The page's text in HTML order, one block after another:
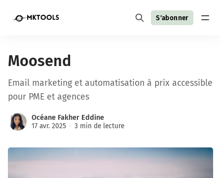
S'abonner
Moosend
Email marketing et automatisation à prix accessible
pour PME et agences
Océane Fakher Eddine
17 avr. 2025
3 min de lecture